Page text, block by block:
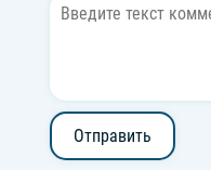
Отправить